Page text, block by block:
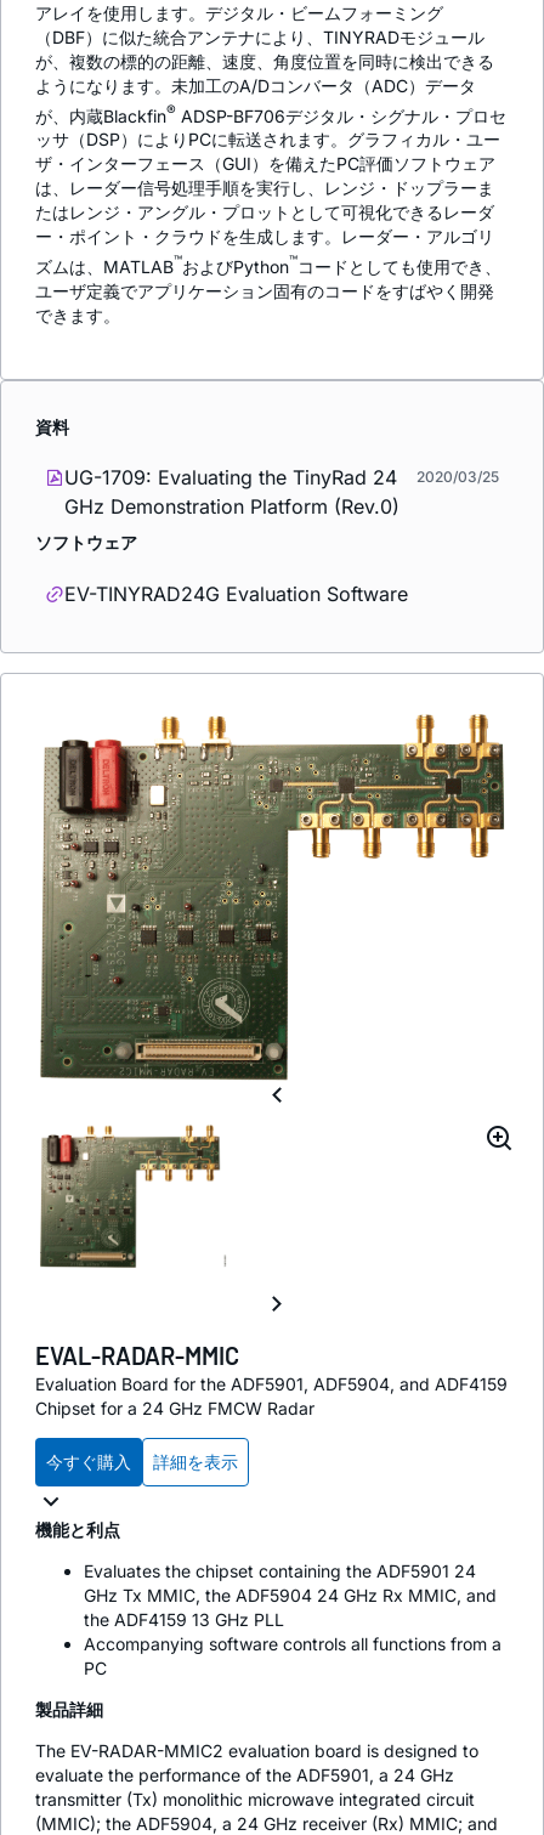
アレイを使用します。デジタル・ビームフォーミング
（DBF）に似た統合アンテナにより、TINYRADモジュール
が、複数の標的の距離、速度、角度位置を同時に検出できる
ようになります。未加工のA/Dコンバータ（ADC）データ
が、内蔵Blackfin® ADSP-BF706デジタル・シグナル・プロセ
ッサ（DSP）によりPCに転送されます。グラフィカル・ユー
ザ・インターフェース（GUI）を備えたPC評価ソフトウェア
は、レーダー信号処理手順を実行し、レンジ・ドップラーま
たはレンジ・アングル・プロットとして可視化できるレーダ
ー・ポイント・クラウドを生成します。レーダー・アルゴリ
ズムは、MATLAB™およびPython™コードとしても使用でき、
ユーザ定義でアプリケーション固有のコードをすばやく開発
できます。
資料
UG-1709: Evaluating the TinyRad 24
GHz Demonstration Platform (Rev.0)
2020/03/25
ソフトウェア
EV-TINYRAD24G Evaluation Software
EVAL-RADAR-MMIC
Evaluation Board for the ADF5901, ADF5904, and ADF4159
Chipset for a 24 GHz FMCW Radar
今すぐ購入 詳細を表示
機能と利点
Evaluates the chipset containing the ADF5901 24
GHz Tx MMIC, the ADF5904 24 GHz Rx MMIC, and
the ADF4159 13 GHz PLL
Accompanying software controls all functions from a
PC
製品詳細
The EV-RADAR-MMIC2 evaluation board is designed to
evaluate the performance of the ADF5901, a 24 GHz
transmitter (Tx) monolithic microwave integrated circuit
(MMIC); the ADF5904, a 24 GHz receiver (Rx) MMIC; and